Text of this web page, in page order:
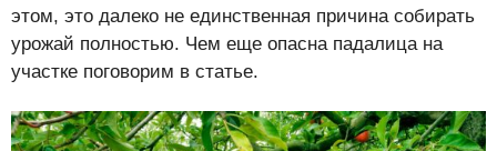
этом, это далеко не единственная причина собирать
урожай полностью. Чем еще опасна падалица на
участке поговорим в статье.